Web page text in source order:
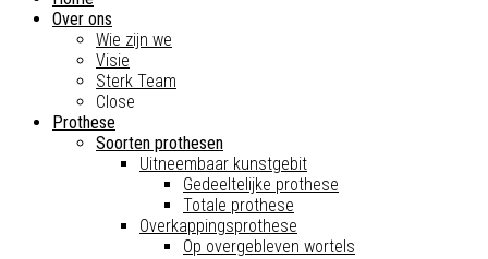
Over ons
Wie zijn we
Visie
Sterk Team
Close
Prothese
Soorten prothesen
Uitneembaar kunstgebit
Gedeeltelijke prothese
Totale prothese
Overkappingsprothese
Op overgebleven wortels